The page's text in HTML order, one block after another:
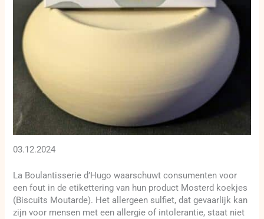
03.12.2024
La Boulantisserie d’Hugo waarschuwt consumenten voor
een fout in de etikettering van hun product Mosterd koekjes
(Biscuits Moutarde). Het allergeen sulfiet, dat gevaarlijk kan
zijn voor mensen met een allergie of intolerantie, staat niet